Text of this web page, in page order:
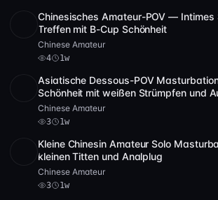
1:56:51
Chinesisches Amateur-POV — Intimes
Treffen mit B-Cup Schönheit
Chinese Amateur
4 1w
2:00:16
Asiatische Dessous-POV
Schönheit mit weißen Strümpfen und
Chinese Amateur
3 1w
POST 1 Archiv
Kleine Chinesin Amateur Solo
kleinen Titten und Analplug
Chinese Amateur
3 1w